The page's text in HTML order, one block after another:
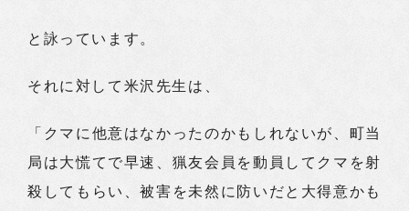
と詠っています。
それに対して米沢先生は、
「クマに他意はなかったのかもしれないが、町当
局は大慌てで早速、猟友会員を動員してクマを射
殺してもらい、被害を未然に防いだと大得意かも